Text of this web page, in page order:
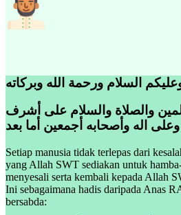
السلام ورحمة الله وبركاته
والصلاة والسلام على أشرف
وعلى اله وأصحابه أجمعين أما بعد
Setiap manusia tidak terlepas dari
yang Allah SWT sediakan untuk
menyesali serta kembali kepada Allah
Ini sebagaimana hadis daripada Anas
bersabda: